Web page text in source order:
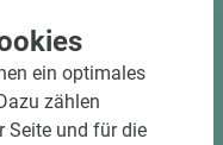
ein optimales
zählen
Seite und für die